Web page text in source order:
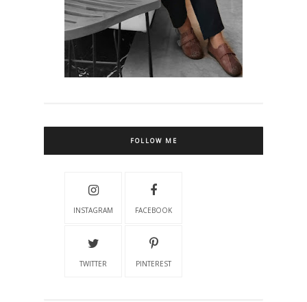
FOLLOW ME
INSTAGRAM FACEBOOK
TWITTER PINTEREST